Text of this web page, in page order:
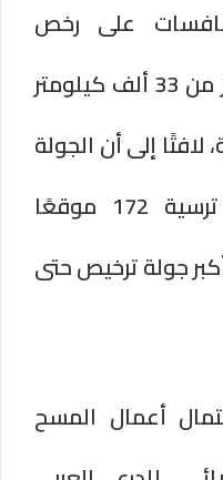
على رخص
الاستكشاف والتعدين أكثر من 33 ألف كيلومتر
إلى أن الجولة
التاسعة وحدها شهدت ترسية 172 موقعًا
في أكبر جولة ترخيص حتى
أعمال المسح